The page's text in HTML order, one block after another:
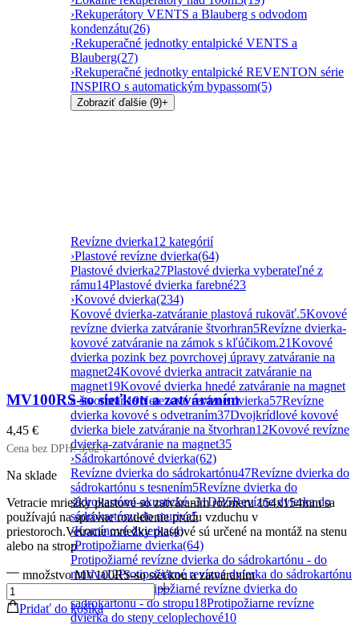
›Rekuperátory VENTS a Blauberg s odvodom
kondenzátu(26)
›Rekuperačné jednotky entalpické VENTS a
Blauberg(27)
›Rekuperačné jednotky entalpické REVENTON série
INSPIRO s automatickým bypassom(5)
Zobraziť ďalšie (9)+
Revízne dvierka12 kategórií
›Plastové revízne dvierka(64)
Plastové dvierka27Plastové dvierka vyberateľné z
rámu14Plastové dvierka farebné23
›Kovové dvierka(234)
Kovové dvierka-zatváranie plastová rukoväť.5Kovové
revízne dvierka zatváranie štvorhran5Revízne dvierka-
kovové zatváranie na zámok s kľúčikom.21Kovové
dvierka pozink bez povrchovej úpravy zatváranie na
magnet24Kovové dvierka antracit zatváranie na
magnet19Kovové dvierka hnedé zatváranie na magnet
a štvorhran19Nerezové revízne dvierka57Revízne
dvierka kovové s odvetraním37Dvojkrídlové kovové
dvierka biele zatváranie na štvorhran12Kovové revízne
dvierka-zatváranie na magnet35
›Sádrokartónové dvierka(62)
Revízne dvierka do sádrokartónu47Revízne dvierka do
sádrokartónu s tesnením5Revízne dvierka do
sádrokartónu-akustické -31DB5Revízne dvierka do
sádrokartónu-do muriva5
›Komínové dvierka(4)
›Protipožiarne dvierka(64)
Protipožiarné revízne dvierka do sádrokartónu - do
muriva12Protipožiarné revízne dvierka do sádrokartónu
- do steny24Protipožiarné revízne dvierka do
sádrokartónu - do stropu18Protipožiarne revízne
dvierka do steny celoplechové10
MV100RS-so sieťkou a zatváraním
4,45 €
Cena bez DPH:3,62€
Na sklade
Vetracie mriežky plastové so zatváraním rozmeru 154x154mm sa
používajú na správne rozdelenie prúdu vzduchu v
priestoroch.Vetracie mriežky plastové sú určené na montáž na stenu
alebo na strop
množstvo MV100RS-so sieťkou a zatváraním
Pridať do košíka